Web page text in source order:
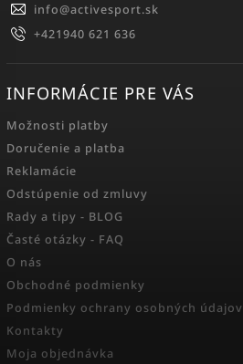
info@activesport.sk
+421940 621 636
INFORMÁCIE PRE VÁS
Možnosti platby
Doručenie a platba
Reklamácie
Odstúpenie od zmluvy
Rady a tipy - BLOG
Časté otázky - FAQ
O nás
Obchodné podmienky
Podmienky ochrany osobných údajov
Kontakty
Moja objednávka